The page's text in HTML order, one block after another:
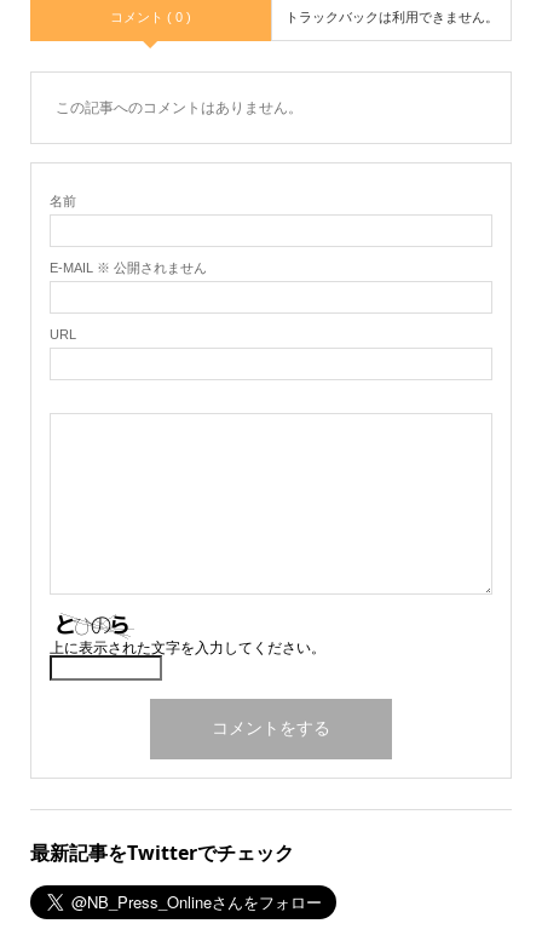
コメント ( 0 ) トラックバックは利用できません。
この記事へのコメントはありません。
名前
E-MAIL ※ 公開されません
URL
上に表示された文字を入力してください。
最新記事をTwitterでチェック